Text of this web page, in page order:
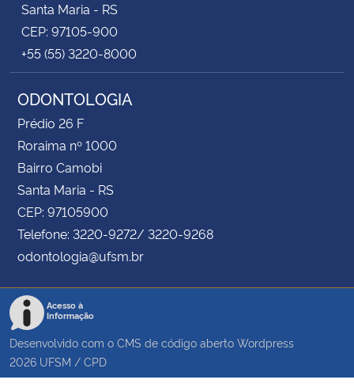
Santa Maria - RS
CEP: 97105-900
+55 (55) 3220-8000
ODONTOLOGIA
Prédio 26 F
Roraima nº 1000
Bairro Camobi
Santa Maria - RS
CEP: 97105900
Telefone: 3220-9272/ 3220-9268
odontologia@ufsm.br
Acesso à
Informação
Desenvolvido com o CMS de código aberto Wordpress
2026 UFSM / CPD